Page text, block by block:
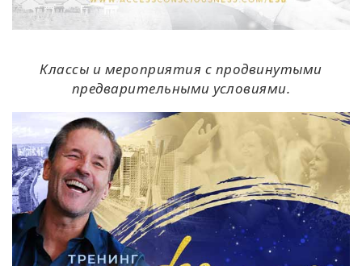
Классы и мероприятия с продвинутыми
предварительными условиями.